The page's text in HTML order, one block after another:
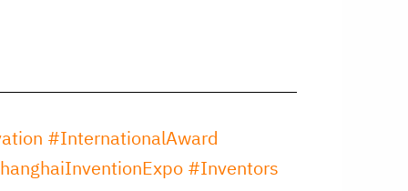
#InternationalAward
#Inventors